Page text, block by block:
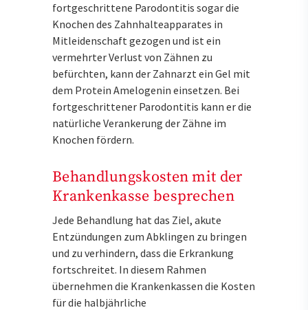
fortgeschrittene Parodontitis sogar die
Knochen des Zahnhalteapparates in
Mitleidenschaft gezogen und ist ein
vermehrter Verlust von Zähnen zu
befürchten, kann der Zahnarzt ein Gel mit
dem Protein Amelogenin einsetzen. Bei
fortgeschrittener Parodontitis kann er die
natürliche Verankerung der Zähne im
Knochen fördern.
Behandlungskosten mit der
Krankenkasse besprechen
Jede Behandlung hat das Ziel, akute
Entzündungen zum Abklingen zu bringen
und zu verhindern, dass die Erkrankung
fortschreitet. In diesem Rahmen
übernehmen die Krankenkassen die Kosten
für die halbjährliche